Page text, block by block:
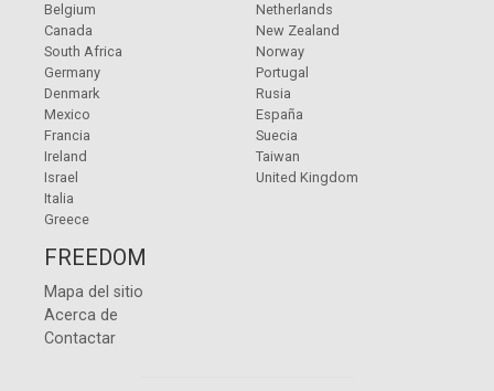
Belgium
Canada
South Africa
Germany
Denmark
Mexico
Francia
Ireland
Israel
Italia
Greece
Netherlands
New Zealand
Norway
Portugal
Rusia
España
Suecia
Taiwan
United Kingdom
FREEDOM
Mapa del sitio
Acerca de
Contactar